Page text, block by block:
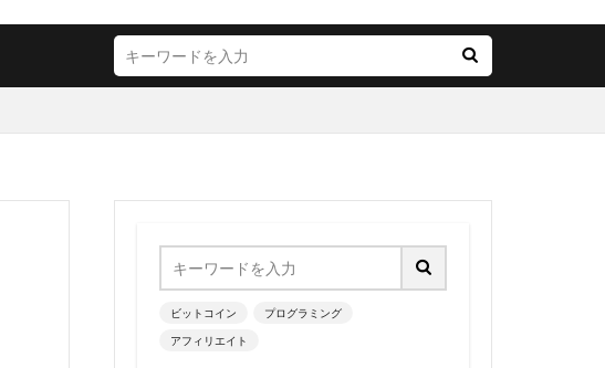
ビットコイン プログラミング
アフィリエイト